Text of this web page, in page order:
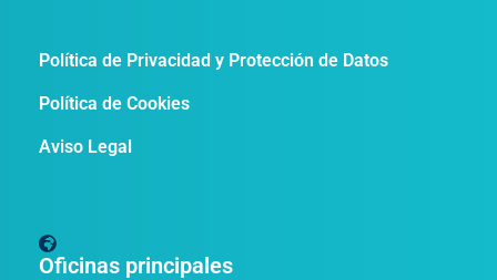
Política de Privacidad y Protección de Datos
Política de Cookies
Aviso Legal
Oficinas principales